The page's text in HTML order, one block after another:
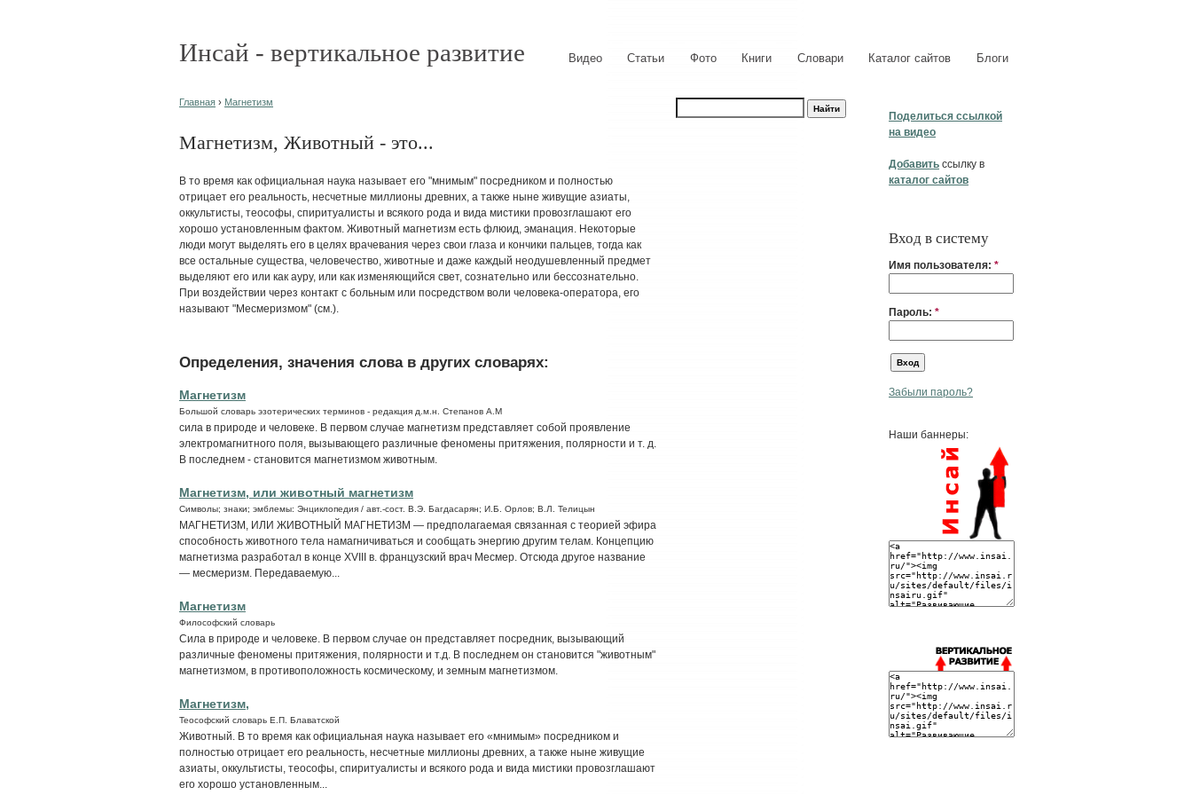
Инсай - вертикальное развитие Видео Статьи Фото Книги Словари Каталог сайтов Блоги
Поделиться ссылкой
на видео
Добавить ссылку в
каталог сайтов
Вход в систему
Имя пользователя: *
Пароль: *
Забыли пароль?
Наши баннеры:
Главная › Магнетизм
Магнетизм, Животный - это...
В то время как официальная наука называет его "мнимым" посредником и полностью
отрицает его реальность, несчетные миллионы древних, а также ныне живущие азиаты,
оккультисты, теософы, спиритуалисты и всякого рода и вида мистики провозглашают его
хорошо установленным фактом. Животный магнетизм есть флюид, эманация. Некоторые
люди могут выделять его в целях врачевания через свои глаза и кончики пальцев, тогда как
все остальные существа, человечество, животные и даже каждый неодушевленный предмет
выделяют его или как ауру, или как изменяющийся свет, сознательно или бессознательно.
При воздействии через контакт с больным или посредством воли человека-оператора, его
называют "Месмеризмом" (см.).
Определения, значения слова в других словарях:
Магнетизм
Большой словарь эзотерических терминов - редакция д.м.н. Степанов А.М
сила в природе и человеке. В первом случае магнетизм представляет собой проявление
электромагнитного поля, вызывающего различные феномены притяжения, полярности и т. д.
В последнем - становится магнетизмом животным.
Магнетизм, или животный магнетизм
Символы; знаки; эмблемы: Энциклопедия / авт.-сост. В.Э. Багдасарян; И.Б. Орлов; В.Л. Телицын
МАГНЕТИЗМ, ИЛИ ЖИВОТНЫЙ МАГНЕТИЗМ — предполагаемая связанная с теорией эфира
способность животного тела намагничиваться и сообщать энергию другим телам. Концепцию
магнетизма разработал в конце XVIII в. французский врач Месмер. Отсюда другое название
— месмеризм. Передаваемую...
Магнетизм
Философский словарь
Сила в природе и человеке. В первом случае он представляет посредник, вызывающий
различные феномены притяжения, полярности и т.д. В последнем он становится "животным"
магнетизмом, в противоположность космическому, и земным магнетизмом.
Магнетизм,
Теософский словарь Е.П. Блаватской
Животный. В то время как официальная наука называет его «мнимым» посредником и
полностью отрицает его реальность, несчетные миллионы древних, а также ныне живущие
азиаты, оккультисты, теософы, спиритуалисты и всякого рода и вида мистики провозглашают
его хорошо установленным...